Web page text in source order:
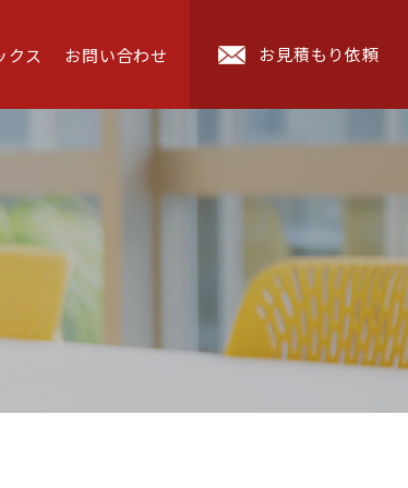
クス お問い合わせ お見積もり依頼